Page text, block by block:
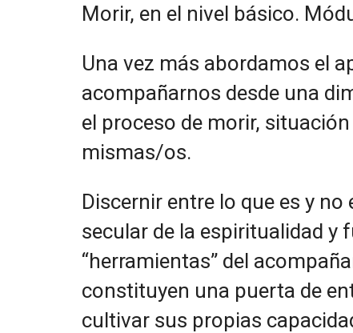
Morir, en el nivel básico.
Una vez más abordamos el
acompañarnos desde una
el proceso de morir,
mismas/os.
Discernir entre lo que es y
secular de la espiritualidad y
“herramientas” del
constituyen una puerta de
cultivar sus propias